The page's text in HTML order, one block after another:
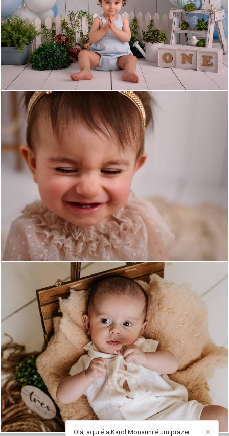
1005 0
1000 0
78 0
✕
Olá, aqui é a Karol Monarini é um prazer